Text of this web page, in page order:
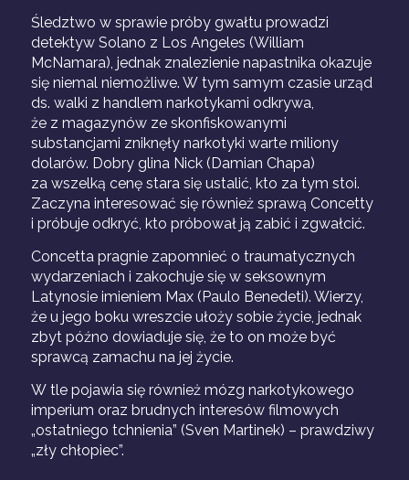
Śledztwo w sprawie próby gwałtu prowadzi
detektyw Solano z Los Angeles (William
McNamara), jednak znalezienie napastnika okazuje
się niemal niemożliwe. W tym samym czasie urząd
ds. walki z handlem narkotykami odkrywa,
że z magazynów ze skonfiskowanymi
substancjami zniknęły narkotyki warte miliony
dolarów. Dobry glina Nick (Damian Chapa)
za wszelką cenę stara się ustalić, kto za tym stoi.
Zaczyna interesować się również sprawą Concetty
i próbuje odkryć, kto próbował ją zabić i zgwałcić.
Concetta pragnie zapomnieć o traumatycznych
wydarzeniach i zakochuje się w seksownym
Latynosie imieniem Max (Paulo Benedeti). Wierzy,
że u jego boku wreszcie ułoży sobie życie, jednak
zbyt późno dowiaduje się, że to on może być
sprawcą zamachu na jej życie.
W tle pojawia się również mózg narkotykowego
imperium oraz brudnych interesów filmowych
„ostatniego tchnienia” (Sven Martinek) – prawdziwy
„zły chłopiec”.